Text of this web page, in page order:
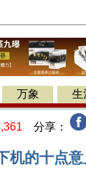
万象 生
分享：
机的十点